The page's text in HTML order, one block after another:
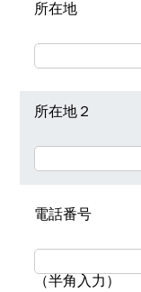
所在地
所在地２
電話番号
（半角入力）